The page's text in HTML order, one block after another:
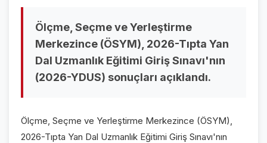
GALERİLER
VİDEO GALERİ
KURUMSAL
Ölçme, Seçme ve Yerleştirme
Merkezince (ÖSYM), 2026-Tıpta Yan
Dal Uzmanlık Eğitimi Giriş Sınavı'nın
(2026-YDUS) sonuçları açıklandı.
Ölçme, Seçme ve Yerleştirme Merkezince (ÖSYM),
2026-Tıpta Yan Dal Uzmanlık Eğitimi Giriş Sınavı'nın